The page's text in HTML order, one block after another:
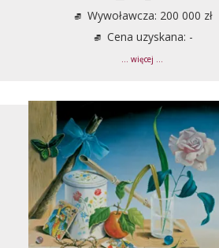
Wywoławcza: 200 000 zł
Cena uzyskana: -
... więcej ...